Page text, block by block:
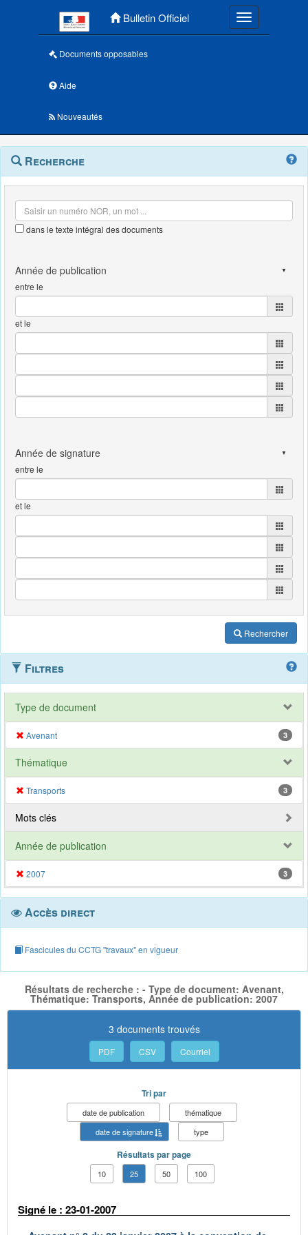
Bulletin Officiel Toggle
Documents opposables
Aide
Nouveautés
Navigation
outils
Menu
contextuel
Recherche
dans le texte intégral des documents
entre le
et le
entre le
et le
Rechercher
Filtres
Type de document
Avenant 3
Thématique
Transports 3
Mots clés
Année de publication
2007 3
Accès direct
Fascicules du CCTG "travaux" en vigueur
Résultats de recherche : - Type de document: Avenant,
Thématique: Transports, Année de publication: 2007
3 documents trouvés
PDF CSV Courriel
Tri par
date de publication
thématique
date de signature
type
Résultats par page
10 25 50 100
Signé le : 23-01-2007